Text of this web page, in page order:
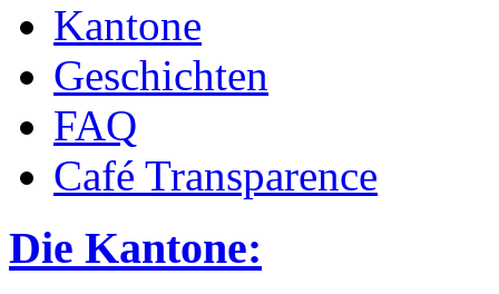
Kantone
Geschichten
FAQ
Café Transparence
Die Kantone: